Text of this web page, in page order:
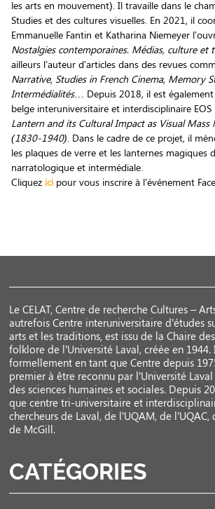
les arts en mouvement). Il travaille dans le
Studies et des cultures visuelles. En 2021, il
Nostalgies contemporaines. Médias, culture et
ailleurs l’auteur d’articles dans des revues
Narrative, Studies in French Cinema, Memory
Intermédialités… Depuis 2018, il est
belge interuniversitaire et interdisciplinaire EOS
Lantern and its Cultural Impact as Visual Mass
(1830-1940). Dans le cadre de ce projet, il
les plaques de verre et les lanternes magiques
narratologique et intermédiale.
Cliquez icipour vous inscrire à l’événement
Le CELAT, Centre de recherche Cultures –
autrefois Centre interuniversitaire d’études
arts et les traditions, est issu de la Chaire
folklore de l’Université Laval, créée en
formellement en tant que Centre depuis
premier à être reconnu par l’Université
des sciences humaines et sociales. Depuis
que centre tri-universitaire et
chercheurs de Laval, de l’UQAM, de l’UQAC,
de McGill.
CATÉGORIES